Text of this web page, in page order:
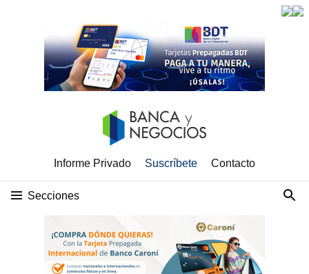
Informe Privado Suscríbete Contacto
Secciones